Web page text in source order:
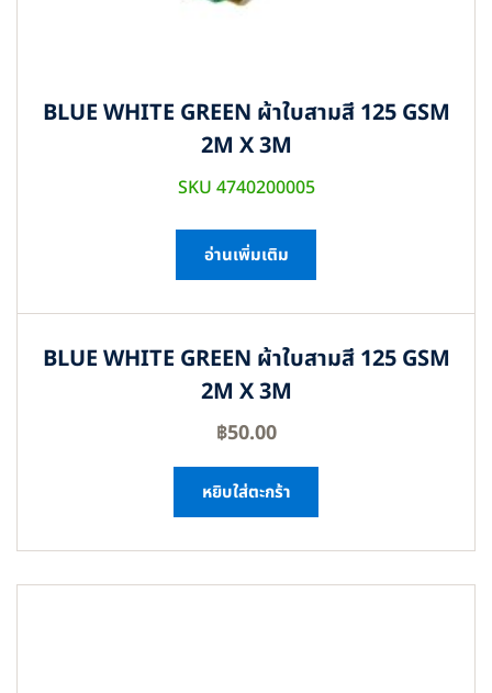
BLUE WHITE GREEN ผ้าใบสามสี 125 GSM
2M X 3M
SKU 4740200005
อ่านเพิ่มเติม
BLUE WHITE GREEN ผ้าใบสามสี 125 GSM
2M X 3M
฿50.00
หยิบใส่ตะกร้า